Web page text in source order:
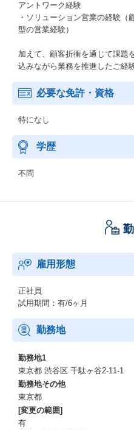
アントワーク経験
・ソリューション営業の経験
型の営業経験）
加えて、顧客折衝を通じて課題
込みながら業務を推進したご経
必要な免許・資格
特になし
学歴
不問
雇用形態
正社員
試用期間：有/6ヶ月
勤務地
勤務地1
東京都 渋谷区 千駄ヶ谷2-11-1
勤務地その他
東京都
[変更の範囲]
有